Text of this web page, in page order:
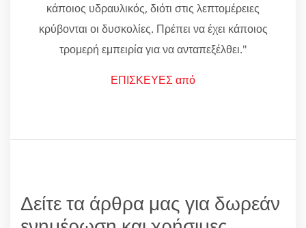
κάποιος υδραυλικός, διότι στις λεπτομέρειες
κρύβονται οι δυσκολίες. Πρέπει να έχει κάποιος
τρομερή εμπειρία για να ανταπεξέλθει."
ΕΠΙΣΚΕΥΕΣ από
Δείτε τα άρθρα μας για δωρεάν